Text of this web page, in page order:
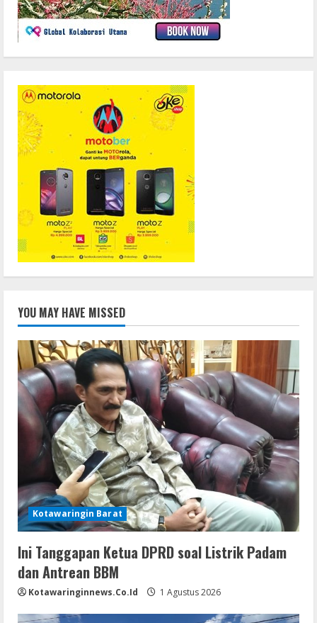
YOU MAY HAVE MISSED
Kotawaringin Barat
Ini Tanggapan Ketua DPRD soal Listrik Padam
dan Antrean BBM
Kotawaringinnews.co.id 1 Agustus 2026